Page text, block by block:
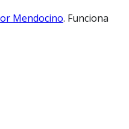
Mendocino. Funciona